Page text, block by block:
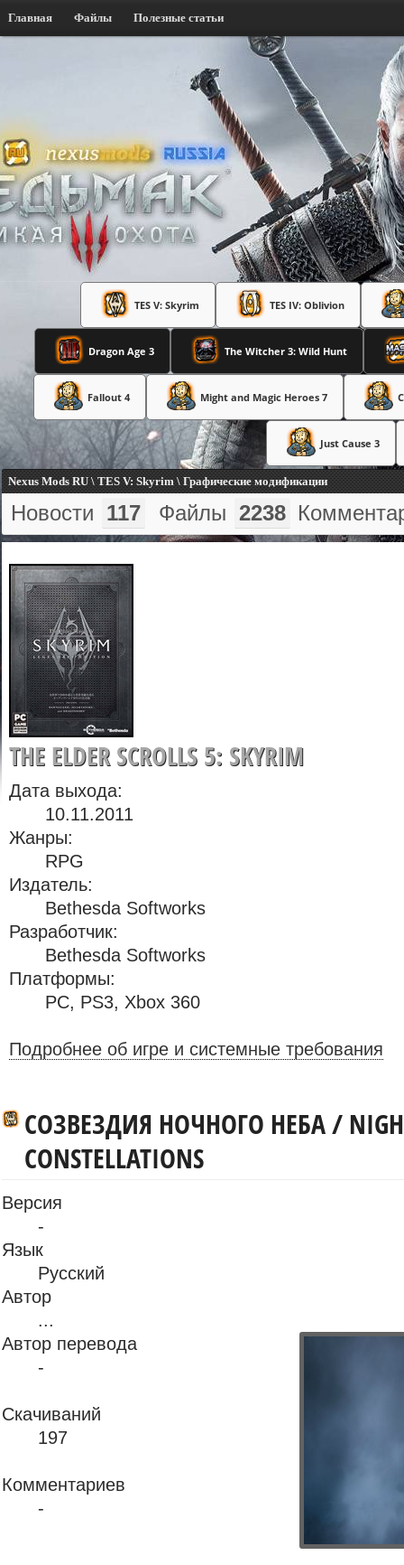
Главная Файлы Полезные статьи
TES V: Skyrim TES IV: Oblivion
Dragon Age 3 The Witcher 3: Wild Hunt
Fallout 4 Might and Magic Heroes 7
Just Cause 3
Nexus Mods RU \ TES V: Skyrim \ Графические модификации
Новости 117 Файлы 2238
THE ELDER SCROLLS 5: SKYRIM
Дата выхода:
10.11.2011
Жанры:
RPG
Издатель:
Bethesda Softworks
Разработчик:
Bethesda Softworks
Платформы:
PC, PS3, Xbox 360
Подробнее об игре и системные требования
СОЗВЕЗДИЯ НОЧНОГО НЕБА /
CONSTELLATIONS
Версия
-
Язык
Русский
Автор
...
Автор перевода
-
Скачиваний
197
Комментариев
-